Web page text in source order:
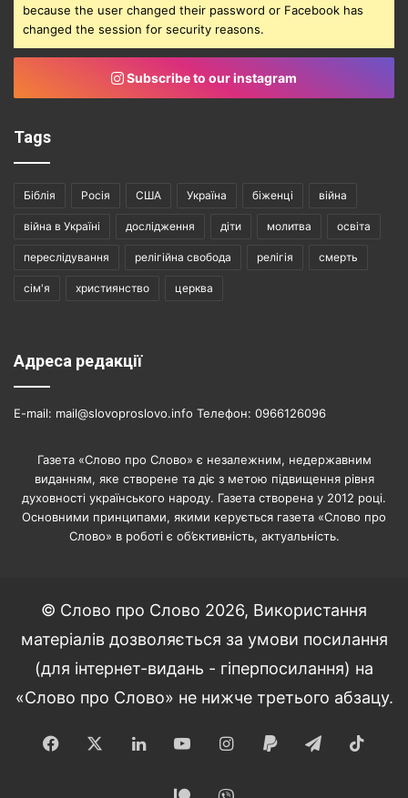
because the user changed their password or Facebook has
changed the session for security reasons.
Subscribe to our instagram
Tags
Біблія Росія США Україна біженці війна
війна в Україні дослідження діти молитва освіта
переслідування релігійна свобода релігія смерть
сім'я християнство церква
Адреса редакції
E-mail: mail@slovoproslovo.info Телефон: 0966126096
Газета «Слово про Слово» є незалежним, недержавним
виданням, яке створене та діє з метою підвищення рівня
духовності українського народу. Газета створена у 2012 році.
Основними принципами, якими керується газета «Слово про
Слово» в роботі є об’єктивність, актуальність.
© Слово про Слово 2026, Використання
матеріалів дозволяється за умови посилання
(для інтернет-видань - гіперпосилання) на
«Слово про Слово» не нижче третього абзацу.
Facebook LinkedInYouTubeInstagram
Paypal Telegram